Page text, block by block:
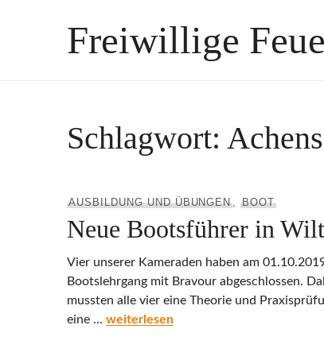
Freiwillige
Schlagwort:
AUSBILDUNG UND ÜBUNGEN,BOOT
Neue Bootsführer in
Vier unserer Kameraden haben am
Bootslehrgang mit Bravour abgeschlossen.
mussten alle vier eine Theorie und
eine … Neue Bootsführer in Wilten
weiterlesen